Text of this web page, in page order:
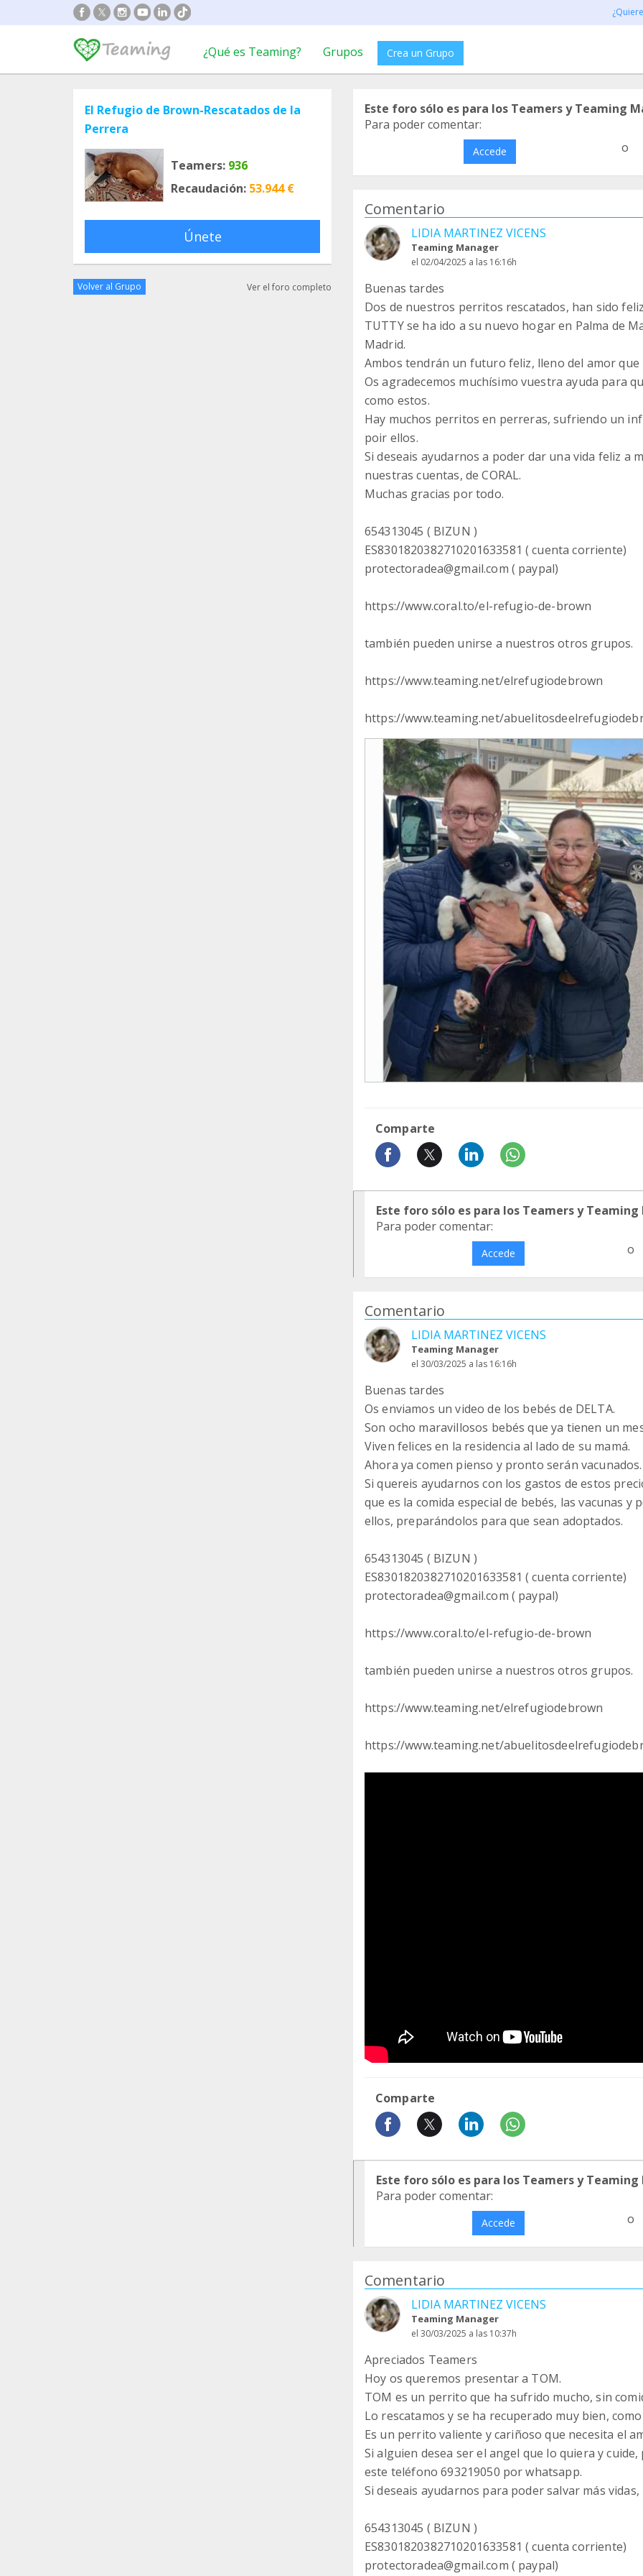
¿Qué es Teaming? Grupos Crea un Grupo
El Refugio de Brown-Rescatados de la
Perrera
Teamers: 936
Recaudación: 53.944 €
Únete
Volver al Grupo Ver el foro completo
Este foro sólo es para los Teamers y Teaming
Para poder comentar:
Accede o
Comentario
LIDIA MARTINEZ VICENS
Teaming Manager
el 02/04/2025 a las 16:16h
Buenas tardes
Dos de nuestros perritos rescatados, han sido
TUTTY se ha ido a su nuevo hogar en Palma de
Madrid.
Ambos tendrán un futuro feliz, lleno del amor que
Os agradecemos muchísimo vuestra ayuda para
como estos.
Hay muchos perritos en perreras, sufriendo un
poir ellos.
Si deseais ayudarnos a poder dar una vida feliz a
nuestras cuentas, de CORAL.
Muchas gracias por todo.
654313045 ( BIZUN )
ES8301820382710201633581 ( cuenta corriente)
protectoradea@gmail.com ( paypal)
https://www.coral.to/el-refugio-de-brown
también pueden unirse a nuestros otros grupos.
https://www.teaming.net/elrefugiodebrown
https://www.teaming.net/
Comparte
Este foro sólo es para los Teamers y
Para poder comentar:
Accede o
Comentario
LIDIA MARTINEZ VICENS
Teaming Manager
el 30/03/2025 a las 16:16h
Buenas tardes
Os enviamos un video de los bebés de DELTA.
Son ocho maravillosos bebés que ya tienen un
Viven felices en la residencia al lado de su mamá.
Ahora ya comen pienso y pronto serán vacunados.
Si quereis ayudarnos con los gastos de estos
que es la comida especial de bebés, las vacunas
ellos, preparándolos para que sean adoptados.
654313045 ( BIZUN )
ES8301820382710201633581 ( cuenta corriente)
protectoradea@gmail.com ( paypal)
https://www.coral.to/el-refugio-de-brown
también pueden unirse a nuestros otros grupos.
https://www.teaming.net/elrefugiodebrown
https://www.teaming.net/
Comparte
Este foro sólo es para los Teamers y
Para poder comentar:
Accede o
Comentario
LIDIA MARTINEZ VICENS
Teaming Manager
el 30/03/2025 a las 10:37h
Apreciados Teamers
Hoy os queremos presentar a TOM.
TOM es un perrito que ha sufrido mucho, sin
Lo rescatamos y se ha recuperado muy bien,
Es un perrito valiente y cariñoso que necesita el
Si alguien desea ser el angel que lo quiera y
este teléfono 693219050 por whatsapp.
Si deseais ayudarnos para poder salvar más
654313045 ( BIZUN )
ES8301820382710201633581 ( cuenta corriente)
protectoradea@gmail.com ( paypal)